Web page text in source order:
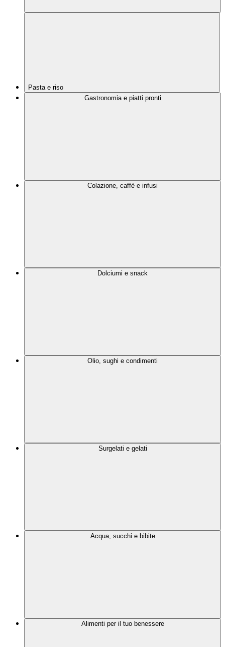
Pasta e riso
Gastronomia e piatti pronti
Colazione, caffè e infusi
Dolciumi e snack
Olio, sughi e condimenti
Surgelati e gelati
Acqua, succhi e bibite
Alimenti per il tuo benessere